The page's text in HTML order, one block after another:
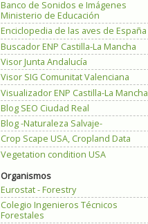
Banco de Sonidos e Imágenes
Ministerio de Educación
Enciclopedia de las aves de España
Buscador ENP Castilla-La Mancha
Visor Junta Andalucía
Visor SIG Comunitat Valenciana
Visualizador ENP Castilla-La Mancha
Blog SEO Ciudad Real
Blog -Naturaleza Salvaje-
Crop Scape USA, Cropland Data
Vegetation condition USA
Organismos
Eurostat - Forestry
Colegio Ingenieros Técnicos
Forestales